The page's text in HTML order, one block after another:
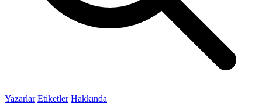
Yazarlar Etiketler Hakkında